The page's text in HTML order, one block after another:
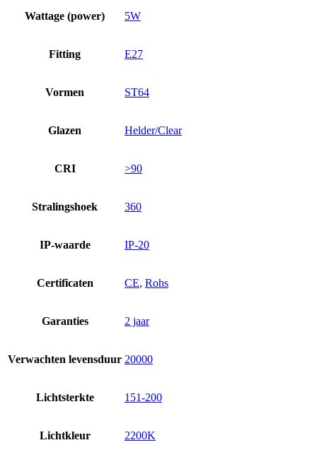
Wattage (power) 5W
Fitting E27
Vormen ST64
Glazen Helder/Clear
CRI >90
Stralingshoek 360
IP-waarde IP-20
Certificaten CE, Rohs
Garanties 2 jaar
Verwachten levensduur 20000
Lichtsterkte 151-200
Lichtkleur 2200K